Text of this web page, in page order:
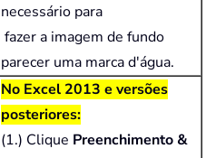
necessário para
fazer a imagem de fundo
parecer uma marca d'água.
No Excel 2013 e versões
posteriores:
(1.) Clique Preenchimento &